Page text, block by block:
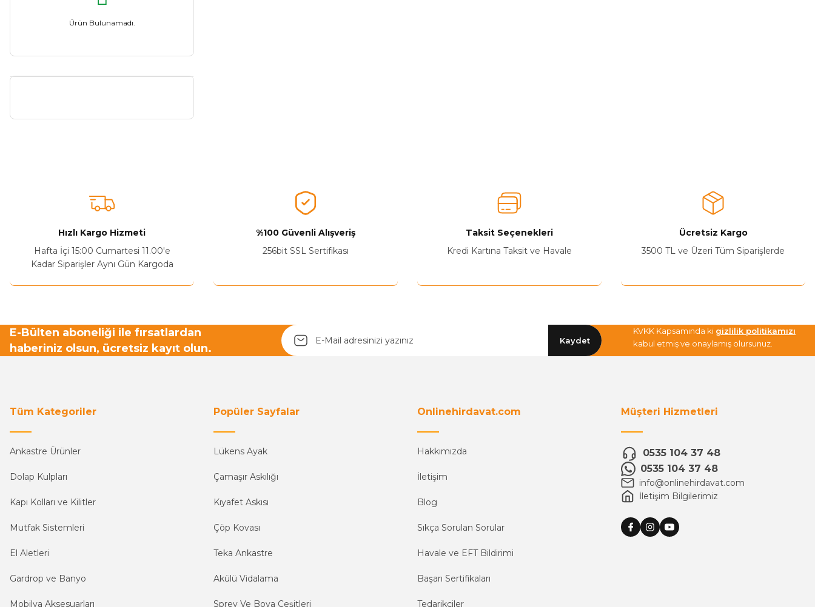
Ürün Bulunamadı.
Hızlı Kargo Hizmeti
Hafta İçi 15:00 Cumartesi 11.00'e
Kadar Siparişler Aynı Gün Kargoda
%100 Güvenli Alışveriş
256bit SSL Sertifikası
Taksit Seçenekleri
Kredi Kartına Taksit ve Havale
Ücretsiz Kargo
3500 TL ve Üzeri Tüm Siparişlerde
E-Bülten aboneliği ile fırsatlardan
haberiniz olsun, ücretsiz kayıt olun.
Kaydet
KVKK Kapsamında ki gizlilik politikamızı
kabul etmiş ve onaylamış olursunuz.
Tüm Kategoriler
Ankastre Ürünler
Dolap Kulpları
Kapı Kolları ve Kilitler
Mutfak Sistemleri
El Aletleri
Gardrop ve Banyo
Mobilya Aksesuarları
Popüler Sayfalar
Lükens Ayak
Çamaşır Askılığı
Kıyafet Askısı
Çöp Kovası
Teka Ankastre
Akülü Vidalama
Sprey Ve Boya Çeşitleri
Onlinehirdavat.com
Hakkımızda
İletişim
Blog
Sıkça Sorulan Sorular
Havale ve EFT Bildirimi
Başarı Sertifikaları
Tedarikçiler
Müşteri Hizmetleri
0535 104 37 48
0535 104 37 48
info@onlinehirdavat.com
İletişim Bilgilerimiz